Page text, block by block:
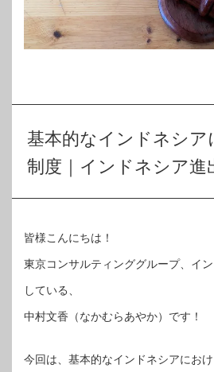
基本的なインドネシア
制度｜インドネシア進
皆様こんにちは！
東京コンサルティンググループ、イ
している、
中村文香（なかむらあやか）です！
今回は、基本的なインドネシアにおけ